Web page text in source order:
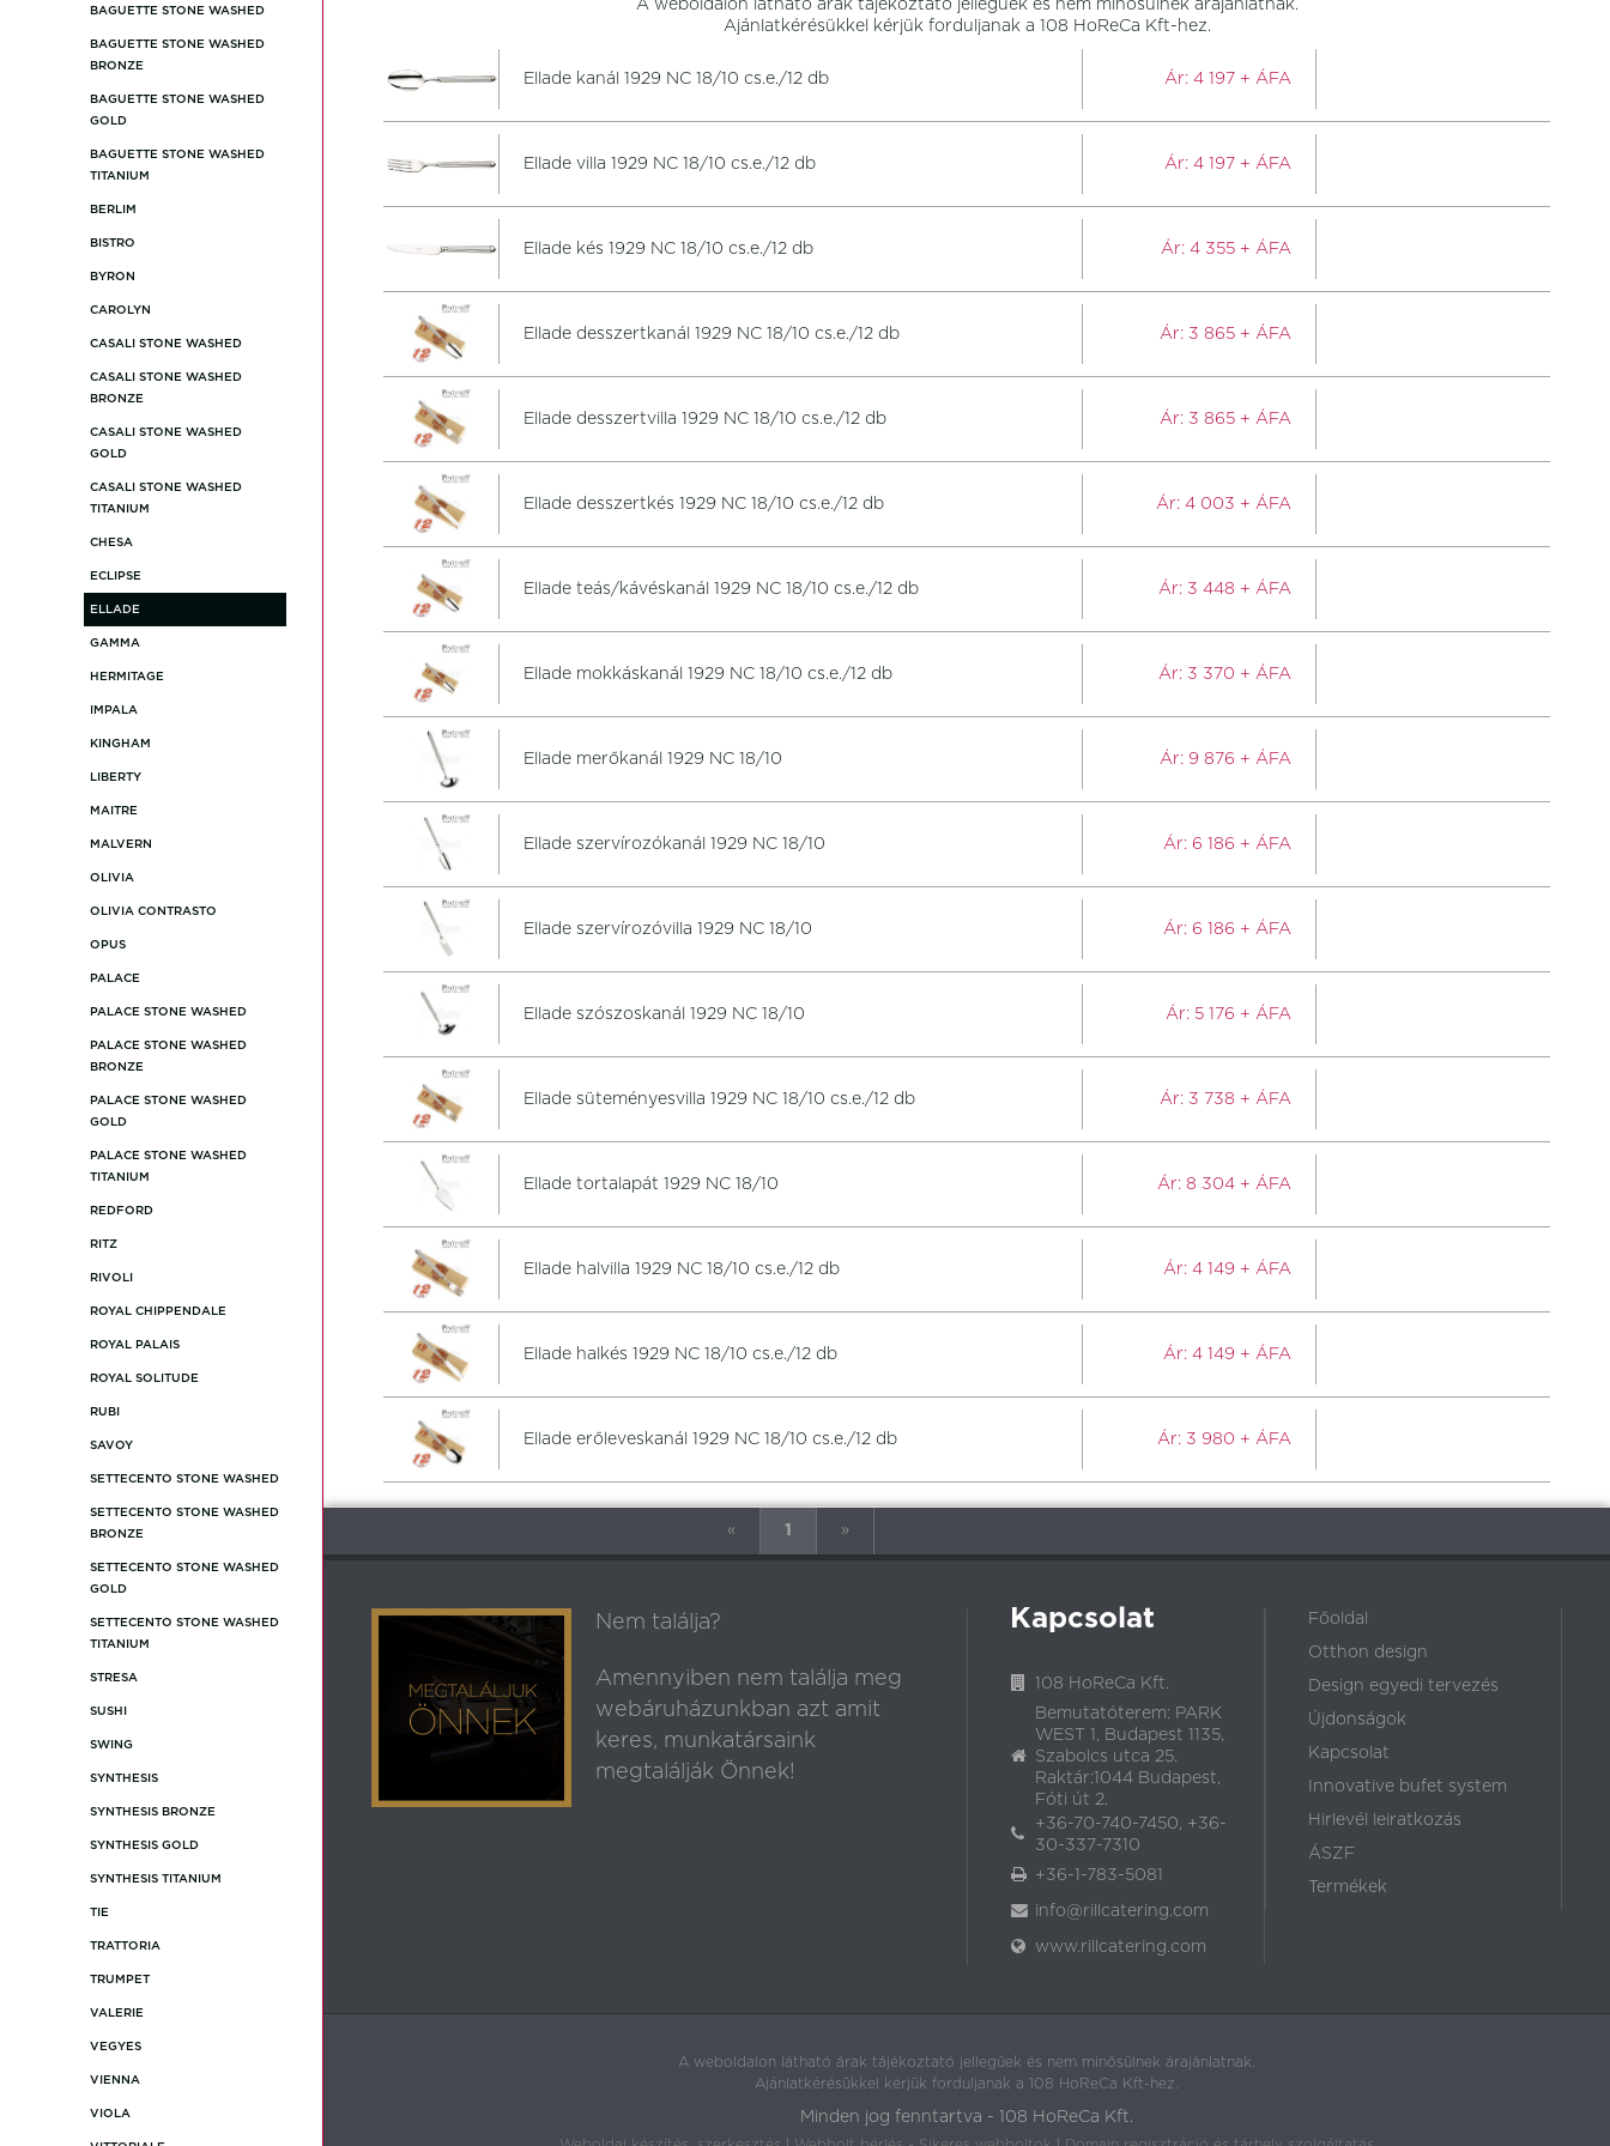
BAGUETTE STONE WASHED
BAGUETTE STONE WASHED
BRONZE
BAGUETTE STONE WASHED
GOLD
BAGUETTE STONE WASHED
TITANIUM
BERLIM
BISTRO
BYRON
CAROLYN
CASALI STONE WASHED
CASALI STONE WASHED
BRONZE
CASALI STONE WASHED
GOLD
CASALI STONE WASHED
TITANIUM
CHESA
ECLIPSE
ELLADE
GAMMA
HERMITAGE
IMPALA
KINGHAM
LIBERTY
MAITRE
MALVERN
OLIVIA
OLIVIA CONTRASTO
OPUS
PALACE
PALACE STONE WASHED
PALACE STONE WASHED
BRONZE
PALACE STONE WASHED
GOLD
PALACE STONE WASHED
TITANIUM
REDFORD
RITZ
RIVOLI
ROYAL CHIPPENDALE
ROYAL PALAIS
ROYAL SOLITUDE
RUBI
SAVOY
SETTECENTO STONE WASHED
SETTECENTO STONE WASHED
BRONZE
SETTECENTO STONE WASHED
GOLD
SETTECENTO STONE WASHED
TITANIUM
STRESA
SUSHI
SWING
SYNTHESIS
SYNTHESIS BRONZE
SYNTHESIS GOLD
SYNTHESIS TITANIUM
TIE
TRATTORIA
TRUMPET
VALERIE
VEGYES
VIENNA
VIOLA
A weboldalon látható árak tájékoztató jellegűek és nem minősülnek árajánlatnak.
Ajánlatkérésükkel kérjük forduljanak a 108 HoReCa Kft-hez.
Ellade kanál 1929 NC 18/10 cs.e./12 db Ár:4 197 + ÁFA
Ellade villa 1929 NC 18/10 cs.e./12 db Ár:4 197 + ÁFA
Ellade kés 1929 NC 18/10 cs.e./12 db Ár:4 355 + ÁFA
Ellade desszertkanál 1929 NC 18/10 cs.e./12 db Ár: 3 865 + ÁFA
Ellade desszertvilla 1929 NC 18/10 cs.e./12 db Ár: 3 865 + ÁFA
Ellade desszertkés 1929 NC 18/10 cs.e./12 db Ár:4 003 + ÁFA
Ellade teás/kávéskanál 1929 NC 18/10 cs.e./12 db Ár: 3 448 + ÁFA
Ellade mokkáskanál 1929 NC 18/10 cs.e./12 db Ár: 3 370 + ÁFA
Ellade merőkanál 1929 NC 18/10 Ár: 9 876 + ÁFA
Ellade szervírozókanál 1929 NC 18/10 Ár: 6 186 + ÁFA
Ellade szervírozóvilla 1929 NC 18/10 Ár: 6 186 + ÁFA
Ellade szószoskanál 1929 NC 18/10 Ár: 5 176 + ÁFA
Ellade süteményesvilla 1929 NC 18/10 cs.e./12 db Ár: 3 738 + ÁFA
Ellade tortalapát 1929 NC 18/10 Ár:8 304 + ÁFA
Ellade halvilla 1929 NC 18/10 cs.e./12 db Ár:4 149 + ÁFA
Ellade halkés 1929 NC 18/10 cs.e./12 db Ár:4 149 + ÁFA
Ellade erőleveskanál 1929 NC 18/10 cs.e./12 db Ár: 3 980 + ÁFA
« 1 »
Nem találja?
Amennyiben nem találja meg
webáruházunkban azt amit
keres, munkatársaink
megtalálják Önnek!
Kapcsolat
108 HoReCa Kft.
Bemutatóterem: PARK
WEST 1, Budapest 1135,
Szabolcs utca 25.
Raktár:1044 Budapest,
Fóti út 2.
+36-70-740-7450, +36-
30-337-7310
+36-1-783-5081
info@rillcatering.com
www.rillcatering.com
Főoldal
Otthon design
Design egyedi tervezés
Újdonságok
Kapcsolat
Innovative bufet system
Hirlevél leiratkozás
ÁSZF
Termékek
A weboldalon látható árak tájékoztató jellegűek és nem minősülnek árajánlatnak.
Ajánlatkérésükkel kérjük forduljanak a 108 HoReCa Kft-hez.
Minden jog fenntartva - 108 HoReCa Kft.